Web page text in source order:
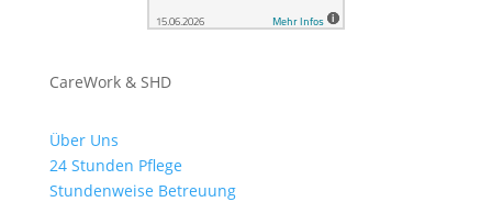
CareWork & SHD
Über Uns
24 Stunden Pflege
Stundenweise Betreuung